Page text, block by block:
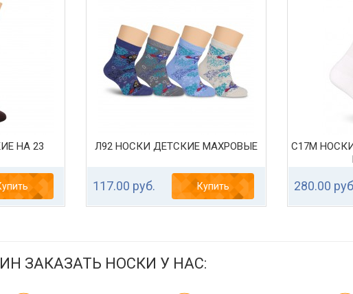
НА 23
Л92 НОСКИ ДЕТСКИЕ МАХРОВЫЕ
117.00 руб. Купить
С17М
280.00
ЗАКАЗАТЬ НОСКИ У НАС: